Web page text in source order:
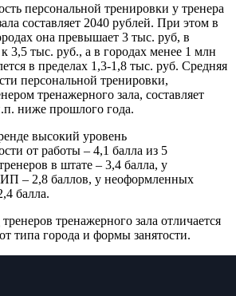
персональной тренировки у тренера
составляет 2040 рублей. При этом в
она превышает 3 тыс. руб, в
3,5 тыс. руб., а в городах менее 1 млн
в пределах 1,3-1,8 тыс. руб. Средняя
персональной тренировки,
тренажерного зала, составляет
ниже прошлого года.
высокий уровень
от работы – 4,1 балла из 5
в штате – 3,4 балла, у
– 2,8 баллов, у неоформленных
балла.
тренажерного зала отличается
типа города и формы занятости.